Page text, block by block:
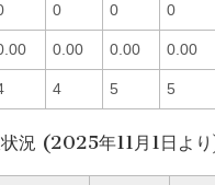
0 0 0
0.00 0.00 0.00
4 5 5
況 (2025年11月1日よ